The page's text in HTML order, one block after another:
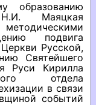
образованию
Н.И. Маяцкая
подвига
Русской,
Святейшего
Руси Кирилла
отдела
в связи
событий